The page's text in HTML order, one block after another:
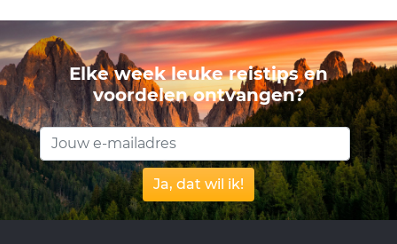
Elke week leuke reistips en
voordelen ontvangen?
Ja, dat wil ik!